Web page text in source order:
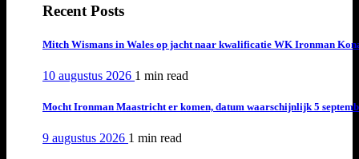
Recent Posts
Mitch Wismans in Wales op jacht naar kwalificatie WK Ironman
10 augustus 2026 1 min read
Mocht Ironman Maastricht er komen, datum waarschijnlijk 5
9 augustus 2026 1 min read